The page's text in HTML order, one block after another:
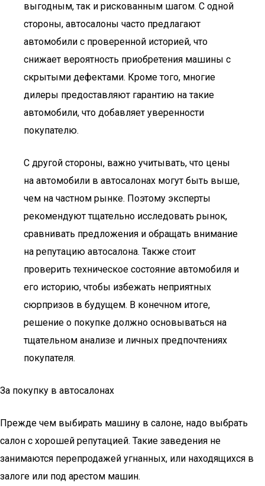
выгодным, так и рискованным шагом. С одной
стороны, автосалоны часто предлагают
автомобили с проверенной историей, что
снижает вероятность приобретения машины с
скрытыми дефектами. Кроме того, многие
дилеры предоставляют гарантию на такие
автомобили, что добавляет уверенности
покупателю.
С другой стороны, важно учитывать, что цены
на автомобили в автосалонах могут быть выше,
чем на частном рынке. Поэтому эксперты
рекомендуют тщательно исследовать рынок,
сравнивать предложения и обращать внимание
на репутацию автосалона. Также стоит
проверить техническое состояние автомобиля и
его историю, чтобы избежать неприятных
сюрпризов в будущем. В конечном итоге,
решение о покупке должно основываться на
тщательном анализе и личных предпочтениях
покупателя.
За покупку в автосалонах
Прежде чем выбирать машину в салоне, надо выбрать
салон с хорошей репутацией. Такие заведения не
занимаются перепродажей угнанных, или находящихся в
залоге или под арестом машин.